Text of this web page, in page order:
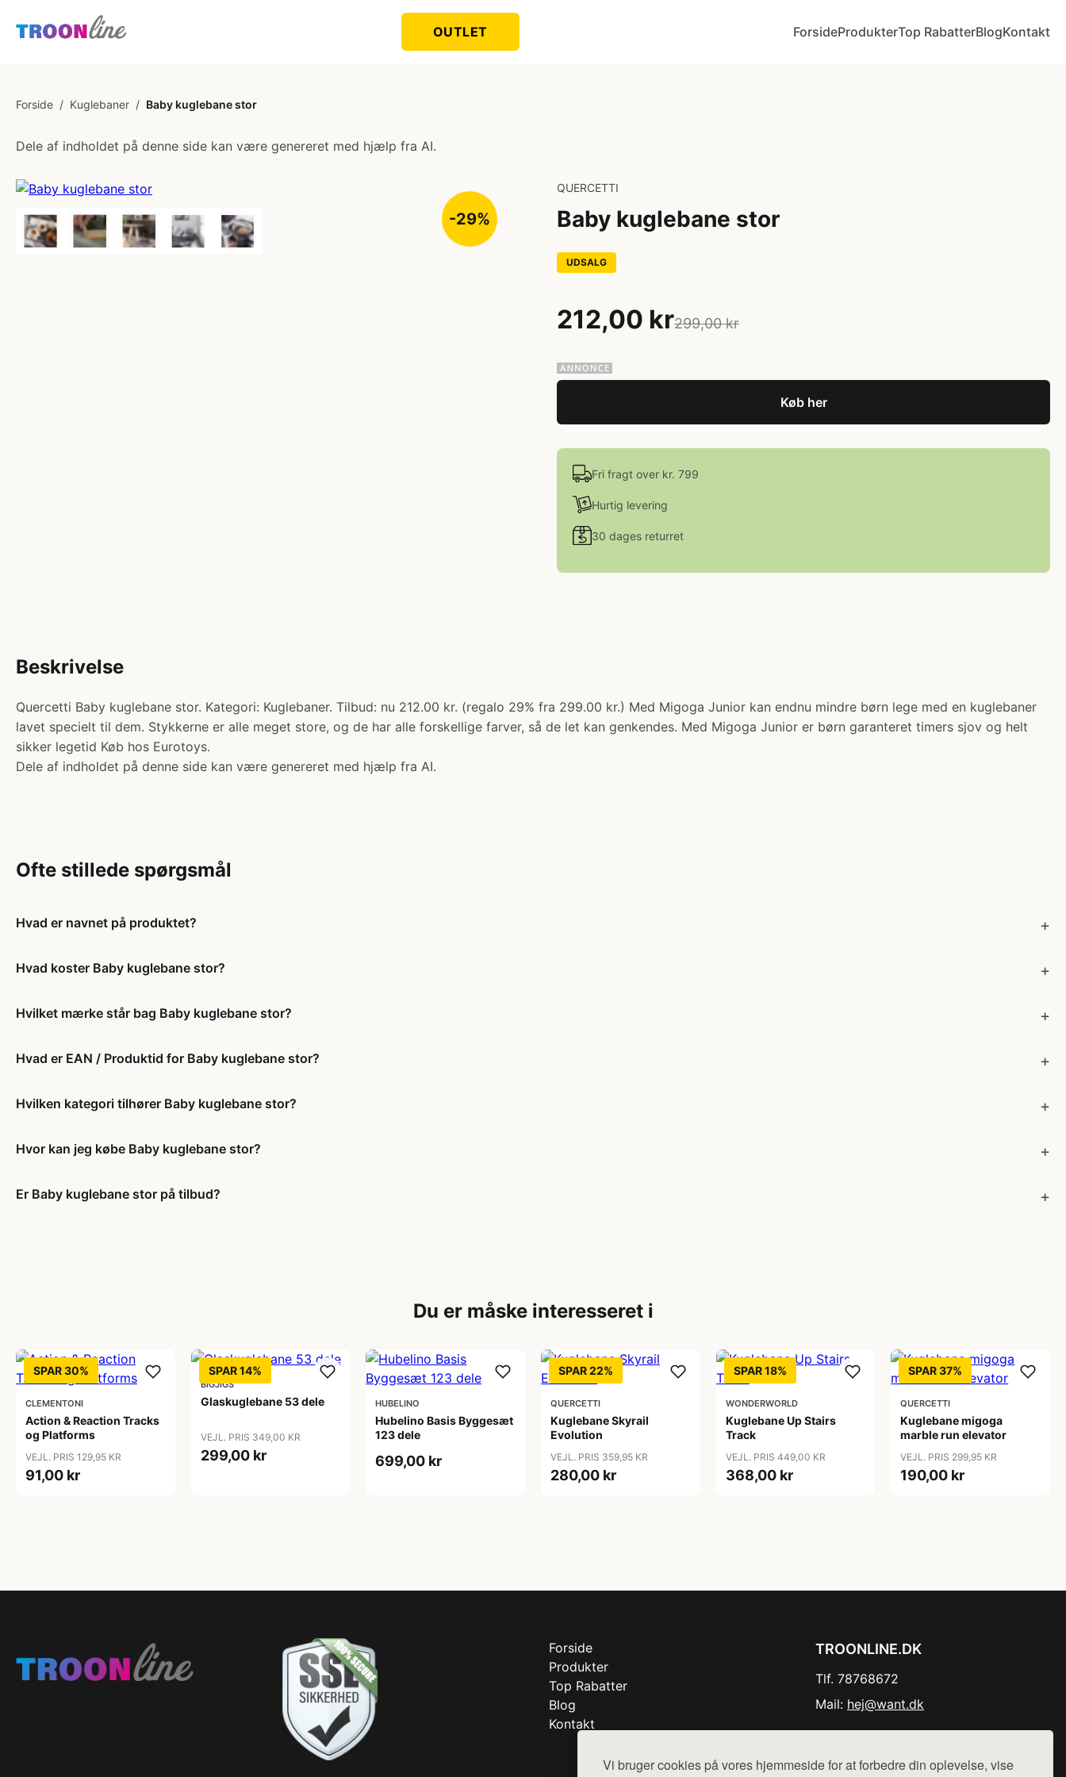
Vi bruger cookies på vores hjemmeside for at forbedre din oplevelse, vise
OUTLET ForsideProdukterTop RabatterBlogKontakt
Forside / Kuglebaner / Baby kuglebane stor
Dele af indholdet på denne side kan være genereret med hjælp fra AI.
-29%
QUERCETTI
Baby kuglebane stor
UDSALG
212,00 kr299,00 kr
Køb her
Fri fragt over kr. 799
Hurtig levering
30 dages returret
Beskrivelse
Quercetti Baby kuglebane stor. Kategori: Kuglebaner. Tilbud: nu 212.00 kr. (regalo 29% fra 299.00 kr.) Med Migoga Junior kan endnu mindre børn lege med en kuglebaner
lavet specielt til dem. Stykkerne er alle meget store, og de har alle forskellige farver, så de let kan genkendes. Med Migoga Junior er børn garanteret timers sjov og helt
sikker legetid Køb hos Eurotoys.
Dele af indholdet på denne side kan være genereret med hjælp fra AI.
Ofte stillede spørgsmål
Hvad er navnet på produktet?
Hvad koster Baby kuglebane stor?
Hvilket mærke står bag Baby kuglebane stor?
Hvad er EAN / Produktid for Baby kuglebane stor?
Hvilken kategori tilhører Baby kuglebane stor?
Hvor kan jeg købe Baby kuglebane stor?
Er Baby kuglebane stor på tilbud?
Du er måske interesseret i
SPAR 30%
CLEMENTONI
Action & Reaction Tracks
og Platforms
VEJL. PRIS 129,95 KR
91,00 kr
SPAR 14%
BIGJIGS
Glaskuglebane 53 dele
VEJL. PRIS 349,00 KR
299,00 kr
HUBELINO
Hubelino Basis Byggesæt
123 dele
699,00 kr
SPAR 22%
QUERCETTI
Kuglebane Skyrail
Evolution
VEJL. PRIS 359,95 KR
280,00 kr
SPAR 18%
WONDERWORLD
Kuglebane Up Stairs
Track
VEJL. PRIS 449,00 KR
368,00 kr
SPAR 37%
QUERCETTI
Kuglebane migoga
marble run elevator
VEJL. PRIS 299,95 KR
190,00 kr
Forside
Produkter
Top Rabatter
Blog
Kontakt
TROONLINE.DK
Tlf. 78768672
Mail: hej@want.dk